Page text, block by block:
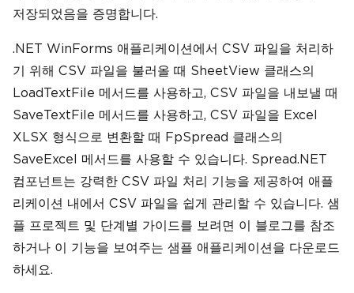
저장되었음을 증명합니다.
.NET WinForms 애플리케이션에서 CSV 파일을 처리하
기 위해 CSV 파일을 불러올 때 SheetView 클래스의
LoadTextFile 메서드를 사용하고, CSV 파일을 내보낼 때
SaveTextFile 메서드를 사용하고, CSV 파일을 Excel
XLSX 형식으로 변환할 때 FpSpread 클래스의
SaveExcel 메서드를 사용할 수 있습니다. Spread.NET
컴포넌트는 강력한 CSV 파일 처리 기능을 제공하여 애플
리케이션 내에서 CSV 파일을 쉽게 관리할 수 있습니다. 샘
플 프로젝트 및 단계별 가이드를 보려면 이 블로그를 참조
하거나 이 기능을 보여주는 샘플 애플리케이션을 다운로드
하세요.